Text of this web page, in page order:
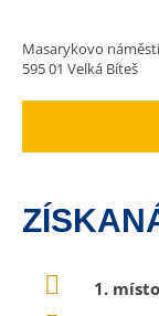
Masarykovo
595 01 Velká Bíteš
1. místo